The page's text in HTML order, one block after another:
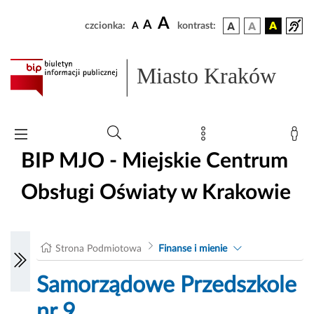
czcionka: A A A kontrast:
Miasto Kraków
BIP MJO - Miejskie Centrum
Obsługi Oświaty w Krakowie
Strona Podmiotowa Finanse i mienie
Samorządowe Przedszkole